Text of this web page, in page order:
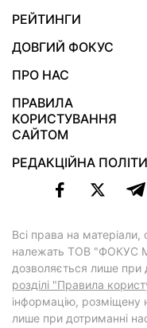
РЕЙТИНГИ
ДОВГИЙ ФОКУС
ПРО НАС
ПРАВИЛА
КОРИСТУВАННЯ
САЙТОМ
РЕДАКЦІЙНА
Всі права на матеріали,
належать ТОВ "ФОКУС
дозволяється лише при
розділі "Правила
інформацію, розміщену
лише при дотриманні